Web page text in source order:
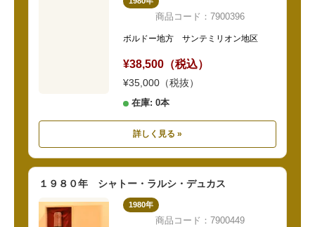
商品コード：7900396
ボルドー地方 サンテミリオン地区
¥38,500（税込）
¥35,000（税抜）
在庫: 0本
詳しく見る »
１９８０年 シャトー・ラルシ・デュカス
1980年
商品コード：7900449